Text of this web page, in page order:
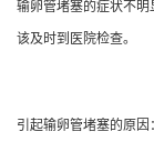
输卵管堵塞的症状不
该及时到医院检查。
引起输卵管堵塞的原因：